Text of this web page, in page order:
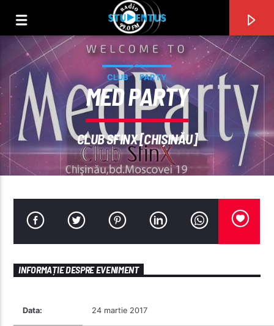
PIESA CURENTĂ
ARTIST
CLUB PARTY
MED PARTY
CLUB SFINX [CHIȘINĂU]
INFORMAȚIE DESPRE EVENIMENT
Data: 24 martie 2017